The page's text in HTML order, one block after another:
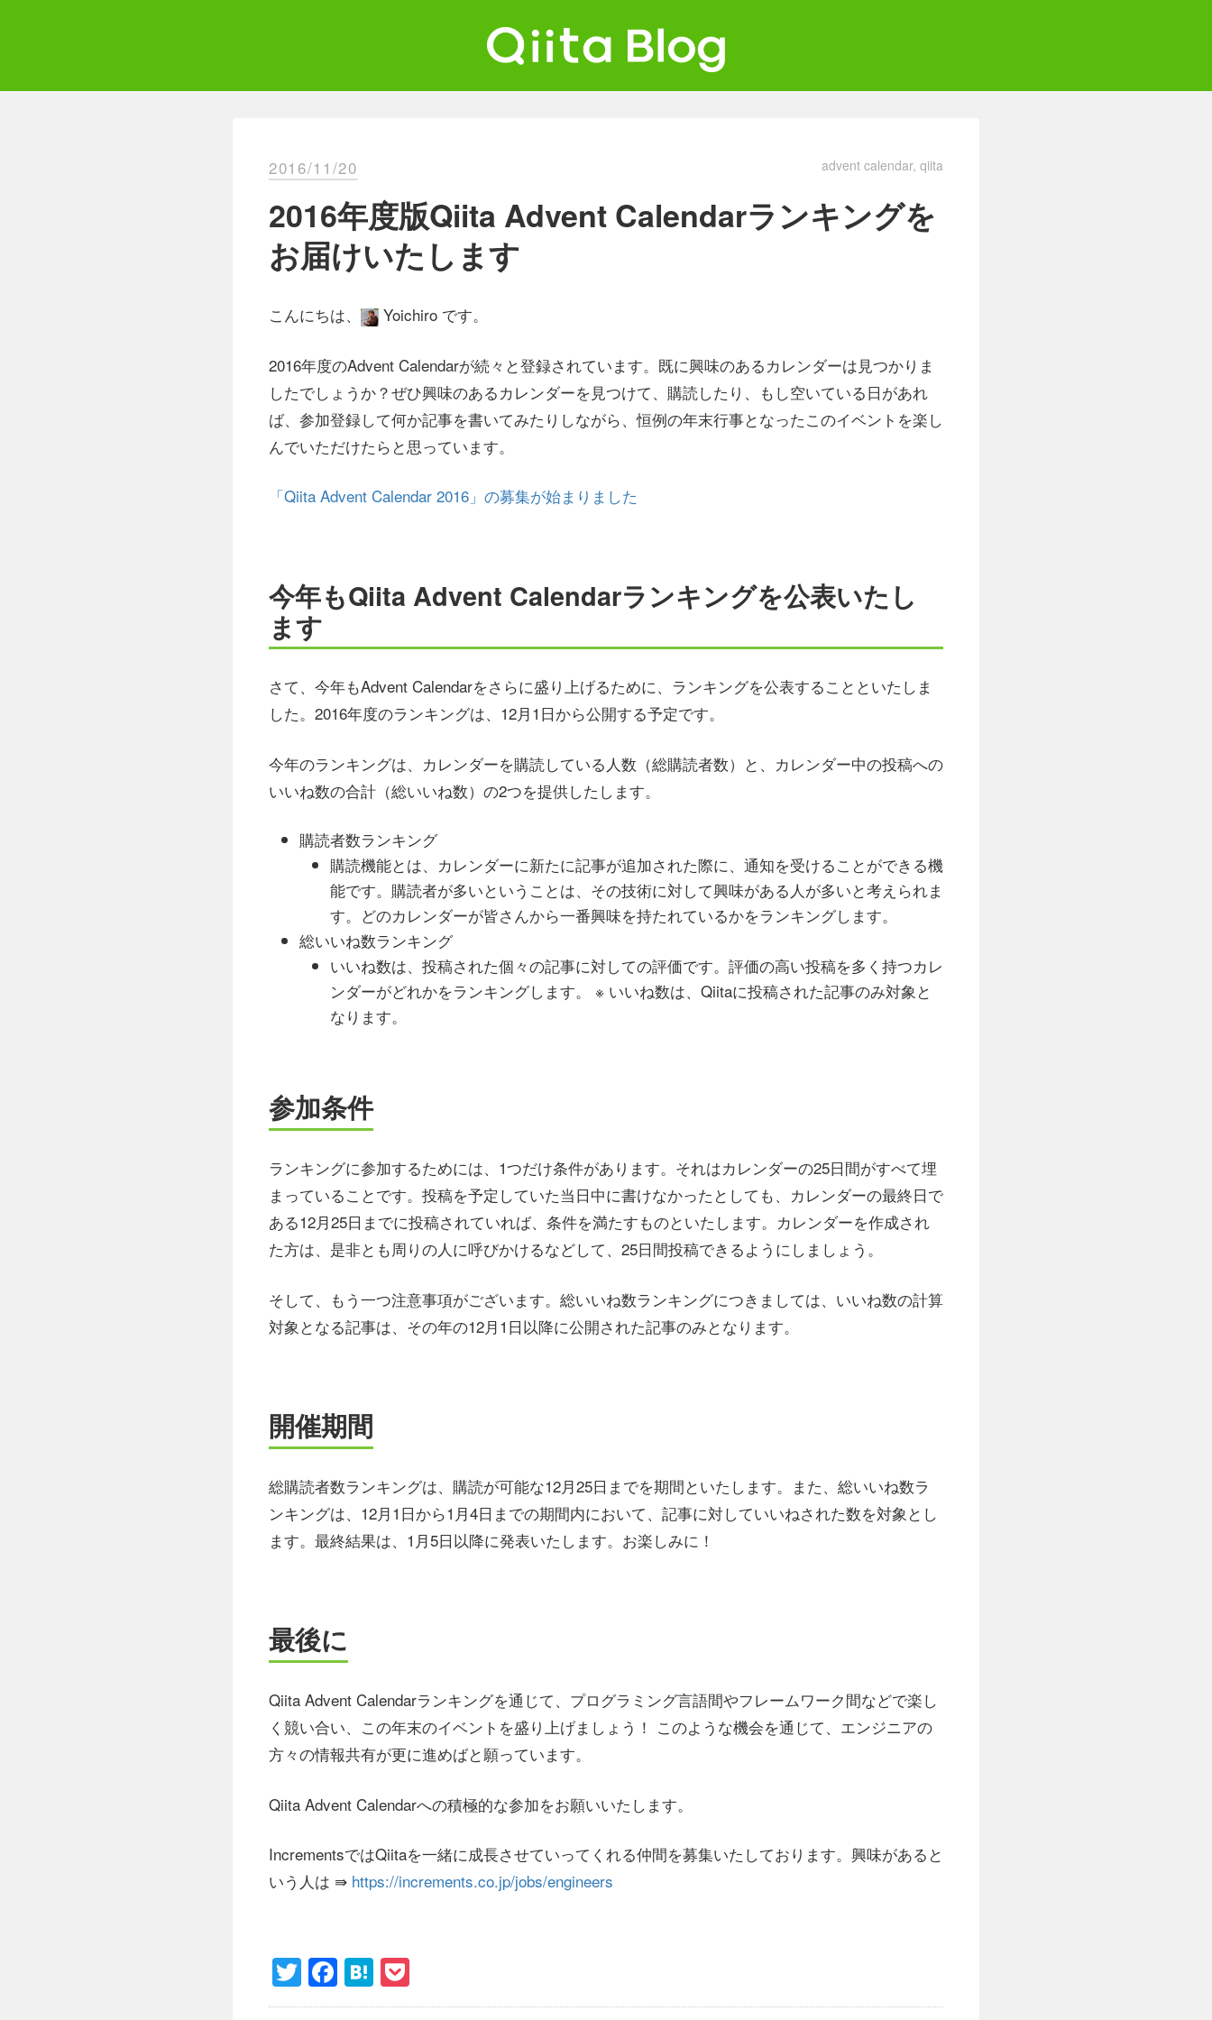
2016/11/20 advent calendar qiita
2016年度版Qiita Advent Calendarランキングを
お届けいたします
こんにちは、 Yoichiro です。
2016年度のAdvent Calendarが続々と登録されています。既に興味のあるカレンダーは見つかりま
したでしょうか？ぜひ興味のあるカレンダーを見つけて、購読したり、もし空いている日があれ
ば、参加登録して何か記事を書いてみたりしながら、恒例の年末行事となったこのイベントを楽し
んでいただけたらと思っています。
「Qiita Advent Calendar 2016」の募集が始まりました
今年もQiita Advent Calendarランキングを公表いたし
ます
さて、今年もAdvent Calendarをさらに盛り上げるために、ランキングを公表することといたしま
した。2016年度のランキングは、12月1日から公開する予定です。
今年のランキングは、カレンダーを購読している人数（総購読者数）と、カレンダー中の投稿への
いいね数の合計（総いいね数）の2つを提供したします。
購読者数ランキング
購読機能とは、カレンダーに新たに記事が追加された際に、通知を受けることができる機
能です。購読者が多いということは、その技術に対して興味がある人が多いと考えられま
す。どのカレンダーが皆さんから一番興味を持たれているかをランキングします。
総いいね数ランキング
いいね数は、投稿された個々の記事に対しての評価です。評価の高い投稿を多く持つカレ
ンダーがどれかをランキングします。 ※ いいね数は、Qiitaに投稿された記事のみ対象と
なります。
参加条件
ランキングに参加するためには、1つだけ条件があります。それはカレンダーの25日間がすべて埋
まっていることです。投稿を予定していた当日中に書けなかったとしても、カレンダーの最終日で
ある12月25日までに投稿されていれば、条件を満たすものといたします。カレンダーを作成され
た方は、是非とも周りの人に呼びかけるなどして、25日間投稿できるようにしましょう。
そして、もう一つ注意事項がございます。総いいね数ランキングにつきましては、いいね数の計算
対象となる記事は、その年の12月1日以降に公開された記事のみとなります。
開催期間
総購読者数ランキングは、購読が可能な12月25日までを期間といたします。また、総いいね数ラ
ンキングは、12月1日から1月4日までの期間内において、記事に対していいねされた数を対象とし
ます。最終結果は、1月5日以降に発表いたします。お楽しみに！
最後に
Qiita Advent Calendarランキングを通じて、プログラミング言語間やフレームワーク間などで楽し
く競い合い、この年末のイベントを盛り上げましょう！ このような機会を通じて、エンジニアの
方々の情報共有が更に進めばと願っています。
Qiita Advent Calendarへの積極的な参加をお願いいたします。
IncrementsではQiitaを一緒に成長させていってくれる仲間を募集いたしております。興味があると
いう人は ⇛ https://increments.co.jp/jobs/engineers
Twitter
Facebook
Hatena
Pocket